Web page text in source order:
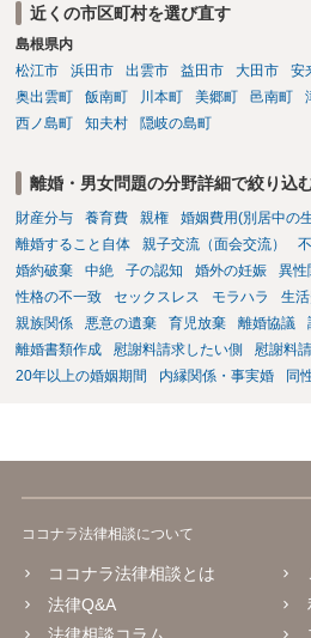
減額を進めるうえでの交渉材料かと思
婚しないことは、交渉材料にはならない
ださい。 また、相手夫婦の婚姻関係が
相手女性が結婚しているとは知らなかっ
が、 ケースバイケースですので、ご自
公序良俗に反するような金額では、その
が、 ２００万円でも、５０万円でも、
とはいえないと考えますので、 結局は
も、ご自身が納得できるかどうかという
と思います。 そのうえで、合意でき
否かにかかってはきますが。 ４ 質
できないのですが、 清算条項を記載し
クがありますので、むしろ、原則として
であるとお考えいただくといいです。
近くの市区町村を選び直す
島根県内
松江市
浜田市 出雲市 益田市 大田市 安
奥出雲町
飯南町 川本町 美郷町 邑南町
西ノ島町
知夫村 隠岐の島町
離婚・男女問題の分野詳細で絞り込
財産分与 養育費 親権 婚姻費用(別居中の
離婚すること自体
親子交流（面会交流）
婚約破棄
中絶 子の認知 婚外の妊娠 異性
性格の不一致
セックスレス モラハラ 生
親族関係
悪意の遺棄 育児放棄 離婚協議
離婚書類作成
慰謝料請求したい側 慰謝料
20年以上の婚姻期間
内縁関係・事実婚 同
ココナラ法律相談について
ココナラ法律相談とは
法律Q&A